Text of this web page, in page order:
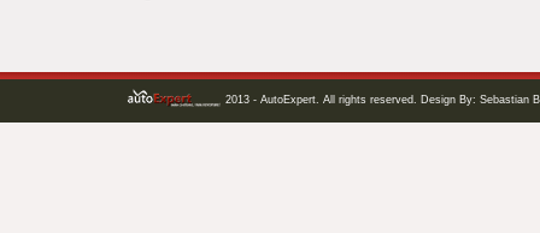
2013 - AutoExpert. All rights reserved. Design By: Sebastian